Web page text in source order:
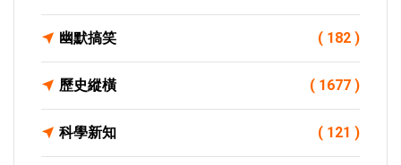
幽默搞笑 ( 182 )
歷史縱橫 ( 1677 )
科學新知 ( 121 )